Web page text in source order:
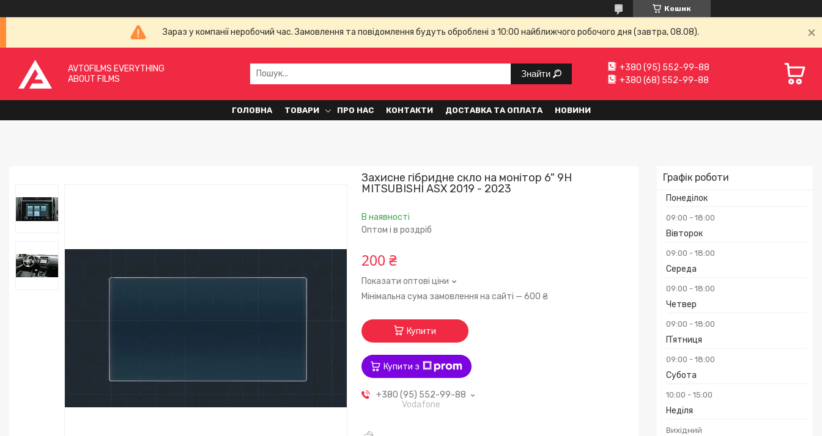
Кошик
Зараз у компанії неробочий час. Замовлення та повідомлення будуть оброблені з 10:00 найближчого робочого дня (завтра, 08.08).
AVTOFILMS EVERYTHING
ABOUT FILMS
Знайти
+380 (95) 552-99-88
+380 (68) 552-99-88
ГОЛОВНА ТОВАРИ ПРО НАС КОНТАКТИ ДОСТАВКА ТА ОПЛАТА НОВИНИ
Графік роботи
Понеділок
09:00 18:00
Вівторок
09:00 18:00
Середа
09:00 18:00
Четвер
09:00 18:00
Пʼятниця
09:00 18:00
Субота
10:00 15:00
Неділя
Вихідний
Захисне гібридне скло на монітор 6" 9H
MITSUBISHI ASX 2019 - 2023
В наявності
Оптом і в роздріб
200 ₴
Показати оптові ціни
Мінімальна сума замовлення на сайті — 600 ₴
Купити
Купити з
+380 (95) 552-99-88
Vodafone